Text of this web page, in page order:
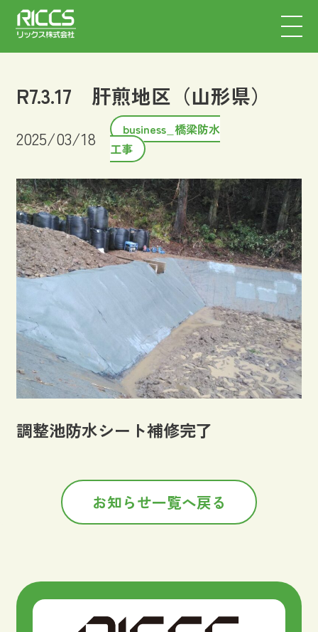
R7.3.17 肝煎地区（山形県）
2025/03/18
business_橋梁防水
工事
調整池防水シート補修完了
お知らせ一覧へ戻る